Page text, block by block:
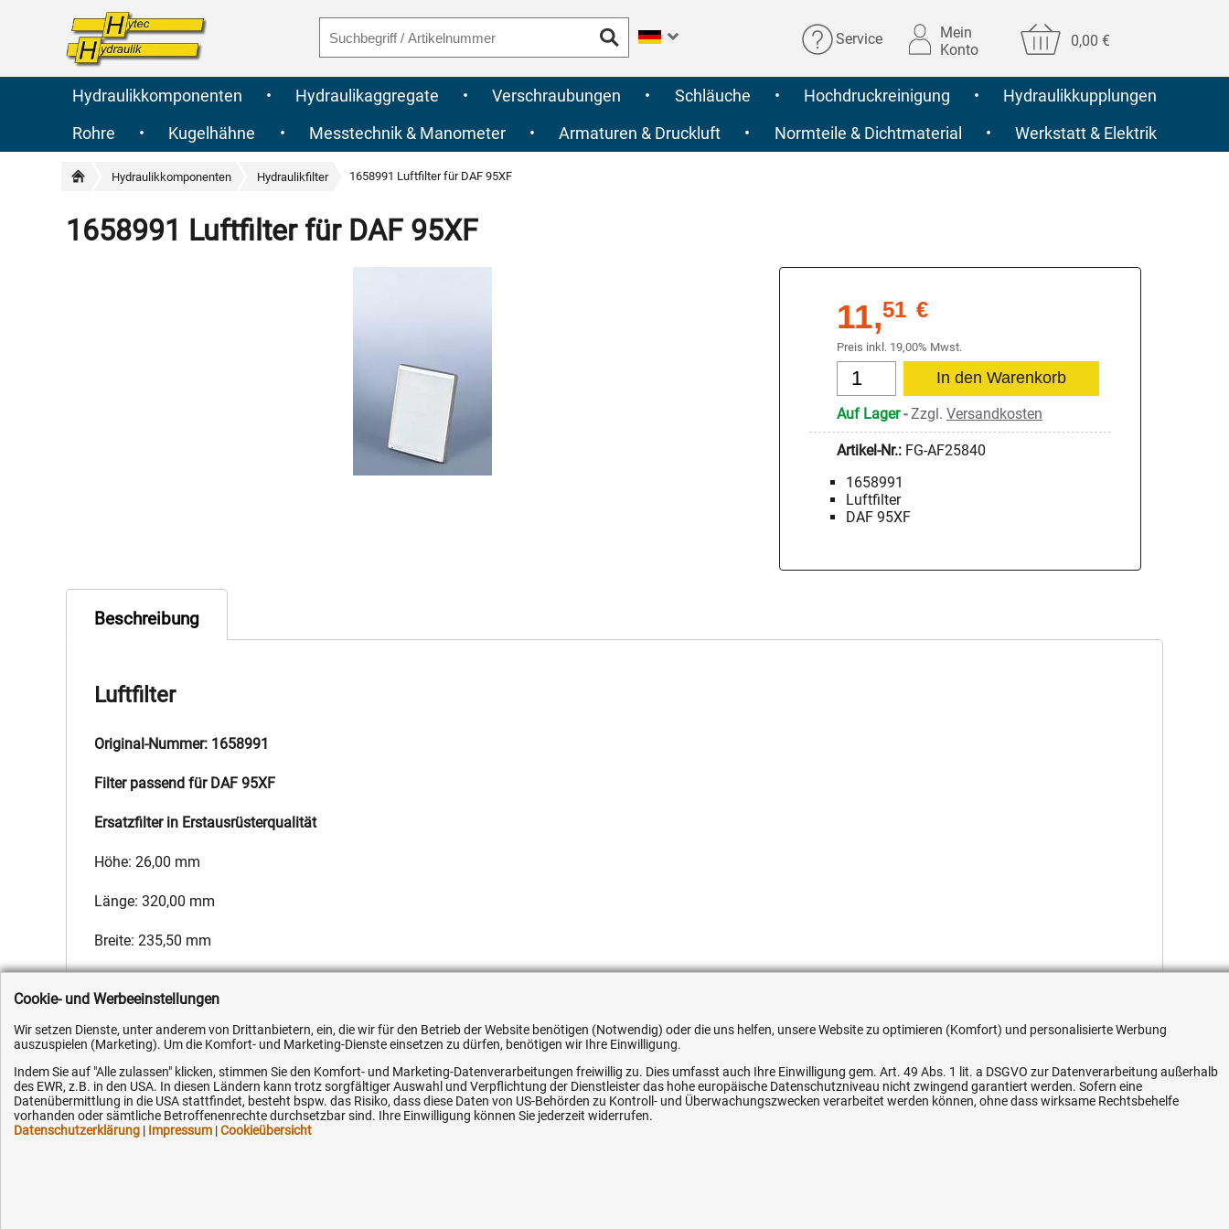
Service
Mein
Konto
0,00 €
Hydraulikkomponenten • Hydraulikaggregate • Verschraubungen • Schläuche • Hochdruckreinigung •
Hydraulikkupplungen
Rohre
• Kugelhähne • Messtechnik & Manometer • Armaturen & Druckluft • Normteile & Dichtmaterial • Werkstatt & Elektrik
Hydraulikkomponenten Hydraulikfilter 1658991 Luftfilter für DAF 95XF
1658991 Luftfilter für DAF 95XF
11,51 €
Preis inkl. 19,00% Mwst.
Auf Lager-Zzgl. Versandkosten
Artikel-Nr.: FG-AF25840
1658991
Luftfilter
DAF 95XF
Beschreibung
Luftfilter
Original-Nummer: 1658991
Filter passend für DAF 95XF
Ersatzfilter in Erstausrüsterqualität
Höhe: 26,00 mm
Länge: 320,00 mm
Breite: 235,50 mm
Hersteller: Fleetguard,Hersteller-Nr.: 1658991,EAN: 4051354537038
Kundenhotline (Festnetz):
+49 (0) 5351 - 523 520
Hilfe & Service Ihre Hytec-Hydraulik Vorteile Flexible Zahlung
Cookie- und Werbeeinstellungen
Wir setzen Dienste, unter anderem von Drittanbietern, ein, die wir für den Betrieb der Website benötigen (Notwendig) oder die uns helfen, unsere Website zu optimieren (Komfort) und personalisierte Werbung
auszuspielen (Marketing). Um die Komfort- und Marketing-Dienste einsetzen zu dürfen, benötigen wir Ihre Einwilligung.
Indem Sie auf "Alle zulassen" klicken, stimmen Sie den Komfort- und Marketing-Datenverarbeitungen freiwillig zu. Dies umfasst auch Ihre Einwilligung gem. Art. 49 Abs. 1 lit. a DSGVO zur Datenverarbeitung außerhalb
des EWR, z.B. in den USA. In diesen Ländern kann trotz sorgfältiger Auswahl und Verpflichtung der Dienstleister das hohe europäische Datenschutzniveau nicht zwingend garantiert werden. Sofern eine
Datenübermittlung in die USA stattfindet, besteht bspw. das Risiko, dass diese Daten von US-Behörden zu Kontroll- und Überwachungszwecken verarbeitet werden können, ohne dass wirksame Rechtsbehelfe
vorhanden oder sämtliche Betroffenenrechte durchsetzbar sind. Ihre Einwilligung können Sie jederzeit widerrufen.
Datenschutzerklärung | Impressum |Cookieübersicht